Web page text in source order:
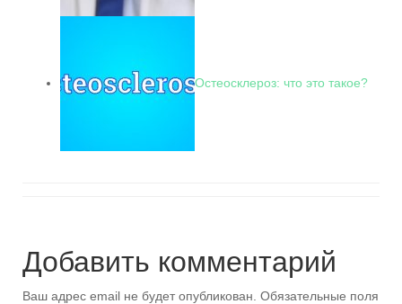
Остеосклероз: что это такое?
Добавить комментарий
Ваш адрес email не будет опубликован. Обязательные поля